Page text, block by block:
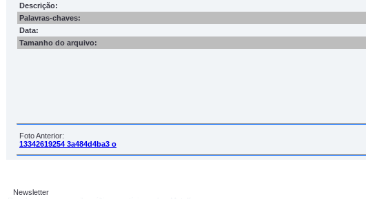
Descrição:
Palavras-chaves:
Data:
Tamanho do arquivo:
Foto Anterior:
13342619254 3a484d4ba3 o
Newsletter